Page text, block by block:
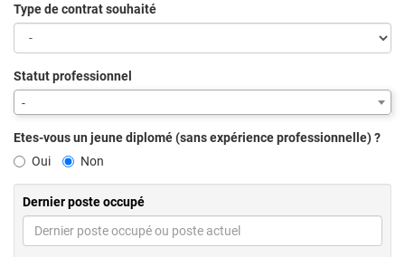
Type de contrat souhaité
Statut professionnel
-
Etes-vous un jeune diplomé (sans expérience professionnelle) ?
Oui
Non
Dernier poste occupé